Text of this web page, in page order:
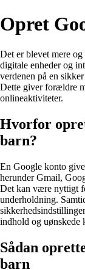
Opret
Det er blevet mere
digitale enheder og
verdenen på en
Dette giver forældre
onlineaktiviteter.
Hvorfor
barn?
En Google konto
herunder Gmail,
Det kan være nyttigt
underholdning.
indhold og uønskede
Sådan
barn